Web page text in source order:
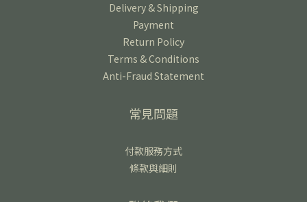
Delivery & Shipping
Payment
Return Policy
Terms & Conditions
Anti-Fraud Statement
常見問題
付款服務方式
條款與細則